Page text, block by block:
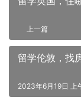
上一篇
留学伦敦，找
2023年6月19日 上